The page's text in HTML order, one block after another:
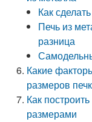
Как
Печь из
разница
Какие
размеров
Как
размерами